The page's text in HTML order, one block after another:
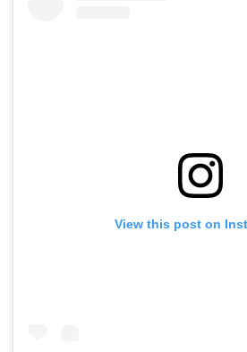
View this post on